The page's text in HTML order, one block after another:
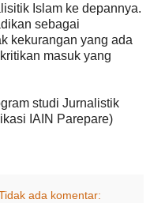
Islam ke depannya.
sebagai
kekurangan yang ada
masuk yang
studi Jurnalistik
IAIN Parepare)
ada komentar: